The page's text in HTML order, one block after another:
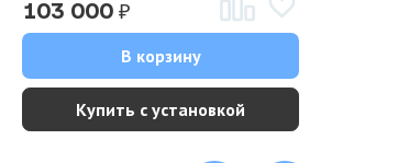
103 000₽
В корзину
Купить с установкой